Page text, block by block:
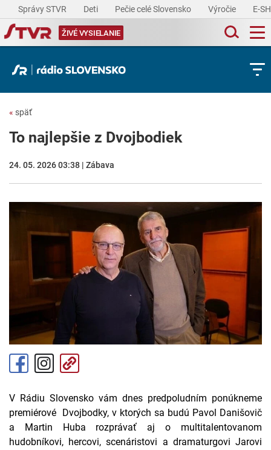
Správy STVR Deti Pečie celé Slovensko Výročie E-
ŽIVÉ VYSIELANIE
« späť
To najlepšie z Dvojbodiek
24. 05. 2026 03:38 | Zábava
V Rádiu Slovensko vám dnes predpoludním ponúkneme
premiérové Dvojbodky, v ktorých sa budú Pavol Danišovič
a Martin Huba rozprávať aj o multitalentovanom
hudobníkovi, hercovi, scenáristovi a dramaturgovi Jarovi